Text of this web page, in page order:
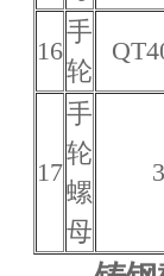
16
手
轮
17
手
轮
螺
母